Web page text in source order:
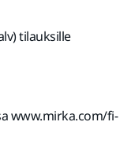
tilauksille
www.mirka.com/fi-